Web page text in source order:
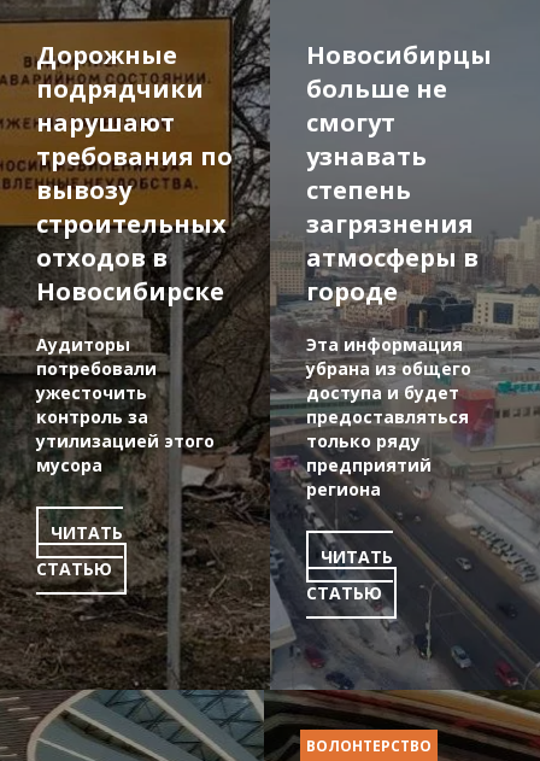
Дорожные
подрядчики
нарушают
требования по
вывозу
строительных
отходов в
Новосибирске
Аудиторы
потребовали
ужесточить
контроль за
утилизацией этого
мусора
ЧИТАТЬ
СТАТЬЮ
Новосибирцы
больше не
смогут
узнавать
степень
загрязнения
атмосферы в
городе
Эта информация
убрана из общего
доступа и будет
предоставляться
только ряду
предприятий
региона
ЧИТАТЬ
СТАТЬЮ
ВОЛОНТЕРСТВО